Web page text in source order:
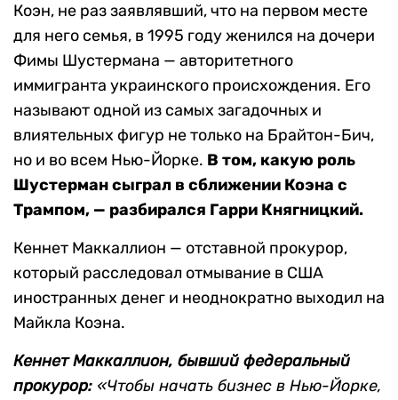
Коэн, не раз заявлявший, что на первом месте
для него семья, в 1995 году женился на дочери
Фимы Шустермана — авторитетного
иммигранта украинского происхождения. Его
называют одной из самых загадочных и
влиятельных фигур не только на Брайтон-Бич,
но и во всем Нью-Йорке. В том, какую роль
Шустерман сыграл в сближении Коэна с
Трампом, — разбирался Гарри Княгницкий.
Кеннет Маккаллион — отставной прокурор,
который расследовал отмывание в США
иностранных денег и неоднократно выходил на
Майкла Коэна.
Кеннет Маккаллион, бывший федеральный
прокурор: «Чтобы начать бизнес в Нью-Йорке,